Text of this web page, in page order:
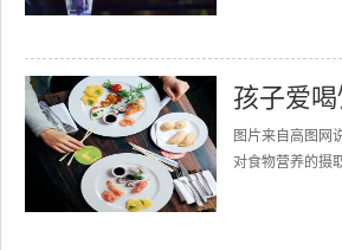
孩子爱
图片来自高图网
对食物营养的摄